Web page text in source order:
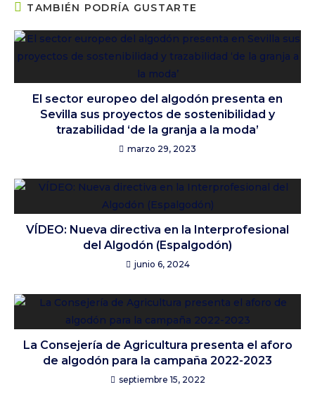
TAMBIÉN PODRÍA GUSTARTE
El sector europeo del algodón presenta en
Sevilla sus proyectos de sostenibilidad y
trazabilidad ‘de la granja a la moda’
marzo 29, 2023
VÍDEO: Nueva directiva en la Interprofesional
del Algodón (Espalgodón)
junio 6, 2024
La Consejería de Agricultura presenta el aforo
de algodón para la campaña 2022-2023
septiembre 15, 2022